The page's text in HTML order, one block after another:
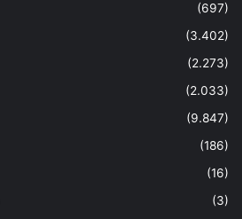
(697)
(3.402)
(2.273)
(2.033)
(9.847)
(186)
(16)
(3)